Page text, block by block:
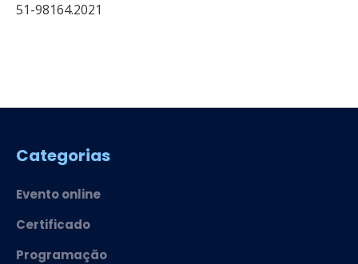
51-98164.2021
Categorias
Evento online
Certificado
Programação